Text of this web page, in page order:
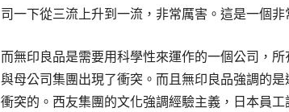
司一下從三流上升到一流，非常厲害。這是一個
而無印良品是需要用科學性來運作的一個公司，
與母公司集團出現了衝突。而且無印良品強調的
衝突的。西友集團的文化強調經驗主義，日本員